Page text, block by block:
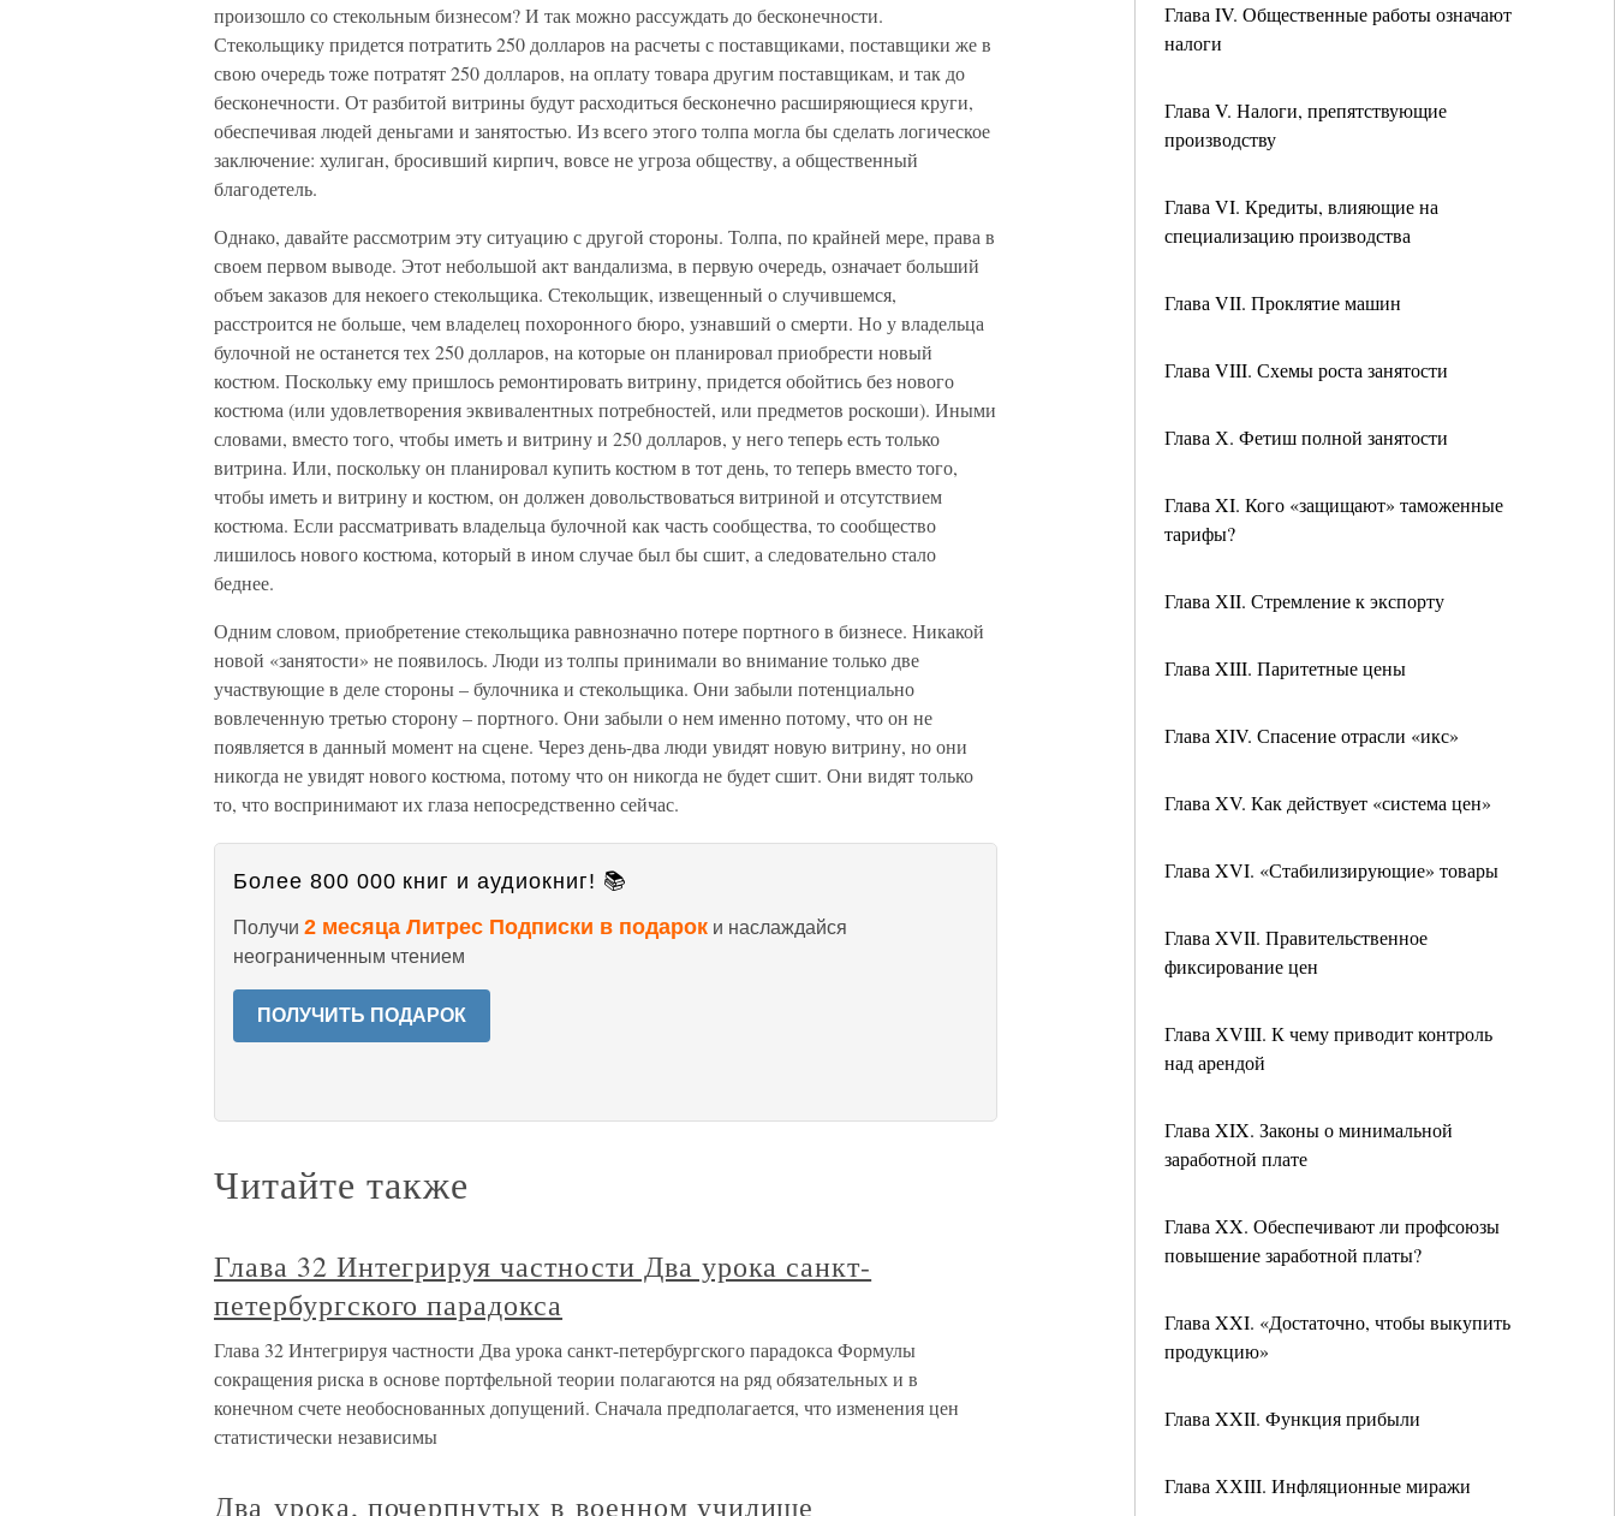
Глава IV. Общественные работы означают
налоги
Глава V. Налоги, препятствующие
производству
Глава VI. Кредиты, влияющие на
специализацию производства
Глава VII. Проклятие машин
Глава VIII. Схемы роста занятости
Глава Х. Фетиш полной занятости
Глава XI. Кого «защищают» таможенные
тарифы?
Глава ХII. Стремление к экспорту
Глава XIII. Паритетные цены
Глава XIV. Спасение отрасли «икс»
Глава XV. Как действует «система цен»
Глава XVI. «Стабилизирующие» товары
Глава XVII. Правительственное
фиксирование цен
Глава ХVIII. К чему приводит контроль
над арендой
Глава XIX. Законы о минимальной
заработной плате
Глава XX. Обеспечивают ли профсоюзы
повышение заработной платы?
Глава XXI. «Достаточно, чтобы выкупить
продукцию»
Глава XXII. Функция прибыли
Глава ХХIII. Инфляционные миражи
произошло со стекольным бизнесом? И так можно рассуждать до бесконечности.
Стекольщику придется потратить 250 долларов на расчеты с поставщиками, поставщики же в
свою очередь тоже потратят 250 долларов, на оплату товара другим поставщикам, и так до
бесконечности. От разбитой витрины будут расходиться бесконечно расширяющиеся круги,
обеспечивая людей деньгами и занятостью. Из всего этого толпа могла бы сделать логическое
заключение: хулиган, бросивший кирпич, вовсе не угроза обществу, а общественный
благодетель.
Однако, давайте рассмотрим эту ситуацию с другой стороны. Толпа, по крайней мере, права в
своем первом выводе. Этот небольшой акт вандализма, в первую очередь, означает больший
объем заказов для некоего стекольщика. Стекольщик, извещенный о случившемся,
расстроится не больше, чем владелец похоронного бюро, узнавший о смерти. Но у владельца
булочной не останется тех 250 долларов, на которые он планировал приобрести новый
костюм. Поскольку ему пришлось ремонтировать витрину, придется обойтись без нового
костюма (или удовлетворения эквивалентных потребностей, или предметов роскоши). Иными
словами, вместо того, чтобы иметь и витрину и 250 долларов, у него теперь есть только
витрина. Или, поскольку он планировал купить костюм в тот день, то теперь вместо того,
чтобы иметь и витрину и костюм, он должен довольствоваться витриной и отсутствием
костюма. Если рассматривать владельца булочной как часть сообщества, то сообщество
лишилось нового костюма, который в ином случае был бы сшит, а следовательно стало
беднее.
Одним словом, приобретение стекольщика равнозначно потере портного в бизнесе. Никакой
новой «занятости» не появилось. Люди из толпы принимали во внимание только две
участвующие в деле стороны – булочника и стекольщика. Они забыли потенциально
вовлеченную третью сторону – портного. Они забыли о нем именно потому, что он не
появляется в данный момент на сцене. Через день-два люди увидят новую витрину, но они
никогда не увидят нового костюма, потому что он никогда не будет сшит. Они видят только
то, что воспринимают их глаза непосредственно сейчас.
Более 800 000 книг и аудиокниг! 📚
Получи 2 месяца Литрес Подписки в подарок и наслаждайся
неограниченным чтением
ПОЛУЧИТЬ ПОДАРОК
Читайте также
Глава 32 Интегрируя частности Два урока санкт-
петербургского парадокса
Глава 32 Интегрируя частности Два урока санкт-петербургского парадокса Формулы
сокращения риска в основе портфельной теории полагаются на ряд обязательных и в
конечном счете необоснованных допущений. Сначала предполагается, что изменения цен
статистически независимы
Два урока, почерпнутых в военном училище